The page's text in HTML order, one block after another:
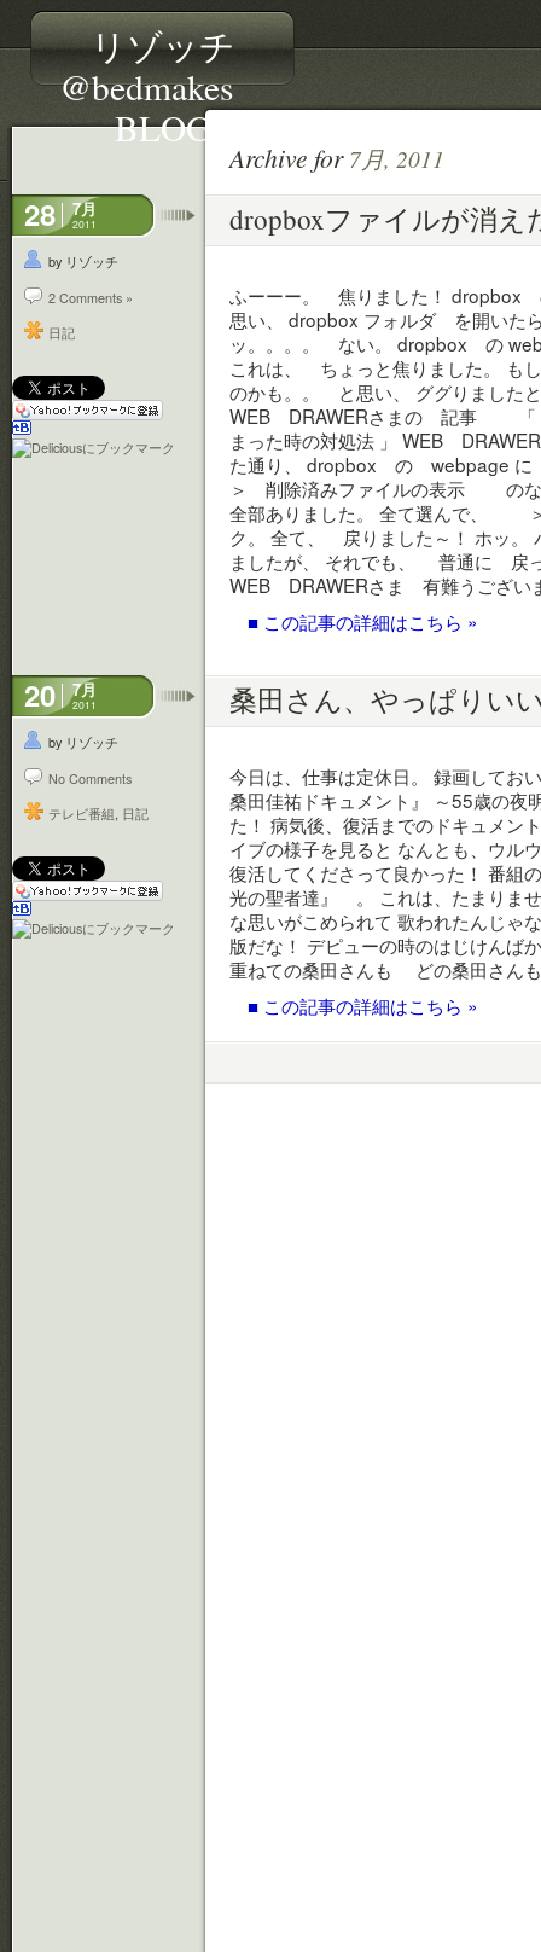
リゾッチ
@bedmakes
BLOG
Archive for7月, 2011
28 7月
2011
by リゾッチ
2 Comments »
日記
dropboxファイルが消え
ふーーー。 焦りました！ dropbox
思い、 dropbox フォルダ を開いた
ッ。。。。 ない。 dropbox の
これは、 ちょっと焦りました。 も
のかも。。 と思い、 ググりました
WEB DRAWERさまの 記事 「
まった時の対処法 」 WEB
た通り、 dropbox の webpage
＞ 削除済みファイルの表示 の
全部ありました。 全て選んで、
ク。 全て、 戻りました～！ ホッ。
ましたが、 それでも、 普通に 戻
WEB DRAWERさま 有難うござい
■ この記事の詳細はこちら »
20 7月
2011
by リゾッチ
No Comments
テレビ番組, 日記
桑田さん、やっぱりい
今日は、仕事は定休日。 録画して
桑田佳祐ドキュメント』 ～55歳の夜
た！ 病気後、復活までのドキュメ
イブの様子を見ると なんとも、ウル
復活してくださって良かった！ 番
光の聖者達』 。 これは、たまりま
な思いがこめられて 歌われたんじゃ
版だな！ デピューの時のはじけんば
重ねての桑田さんも どの桑田さん
■ この記事の詳細はこちら »